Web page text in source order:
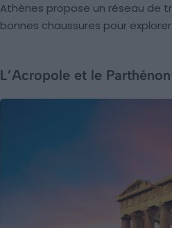
Athènes propose un réseau de
bonnes chaussures pour
L’Acropole et le Parthénon